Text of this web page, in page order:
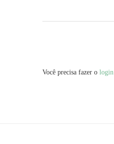
Você precisa fazer o login